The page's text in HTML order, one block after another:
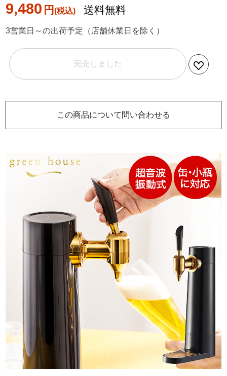
9,480 円 送料無料
3営業日～の出荷予定（店舗休業日を除く）
完売しました
この商品について問い合わせる